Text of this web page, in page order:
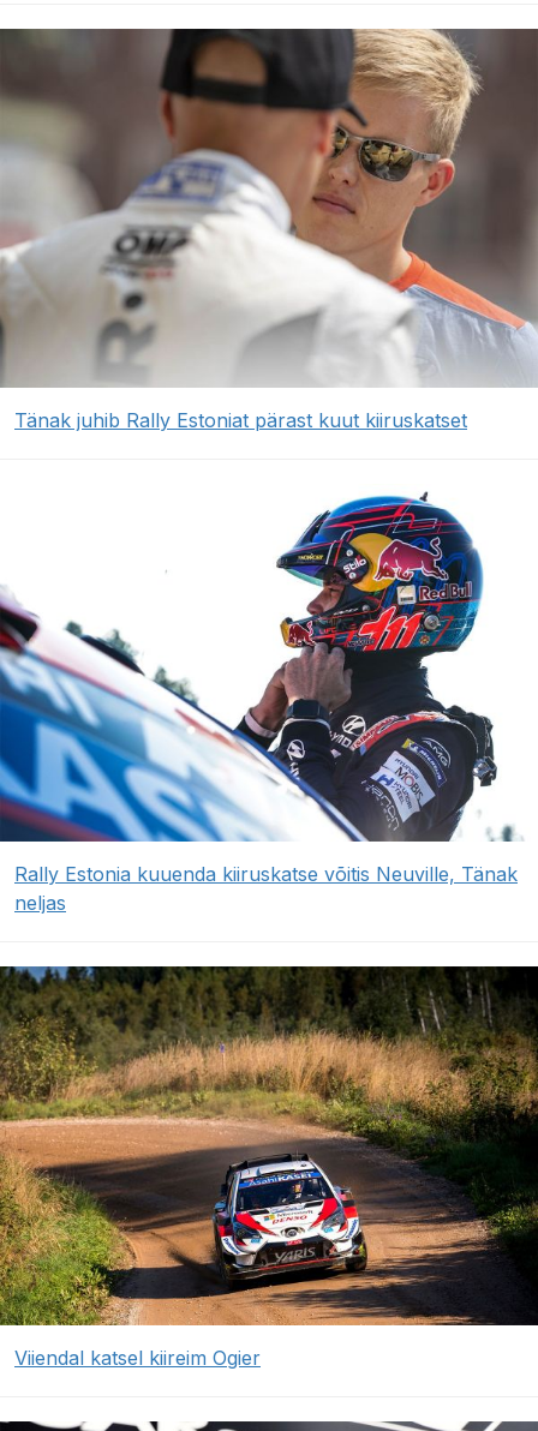
Tänak juhib Rally Estoniat pärast kuut kiiruskatset
Rally Estonia kuuenda kiiruskatse võitis Neuville, Tänak
neljas
Viiendal katsel kiireim Ogier